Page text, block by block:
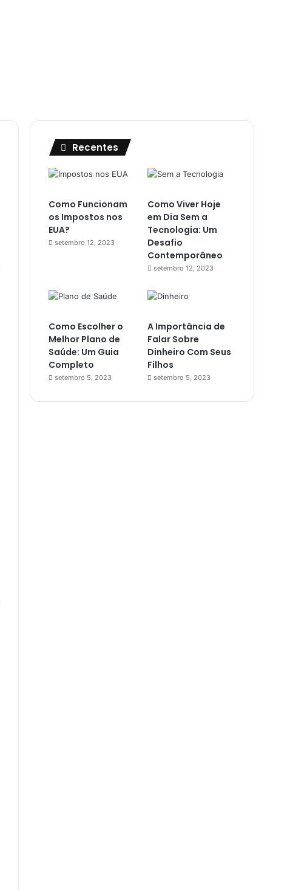
Recentes
Como Funcionam
os Impostos nos
EUA?
setembro 12, 2023
Como Viver Hoje
em Dia Sem a
Tecnologia: Um
Desafio
Contemporâneo
setembro 12, 2023
Como Escolher o
Melhor Plano de
Saúde: Um Guia
Completo
setembro 5, 2023
A Importância de
Falar Sobre
Dinheiro Com Seus
Filhos
setembro 5, 2023